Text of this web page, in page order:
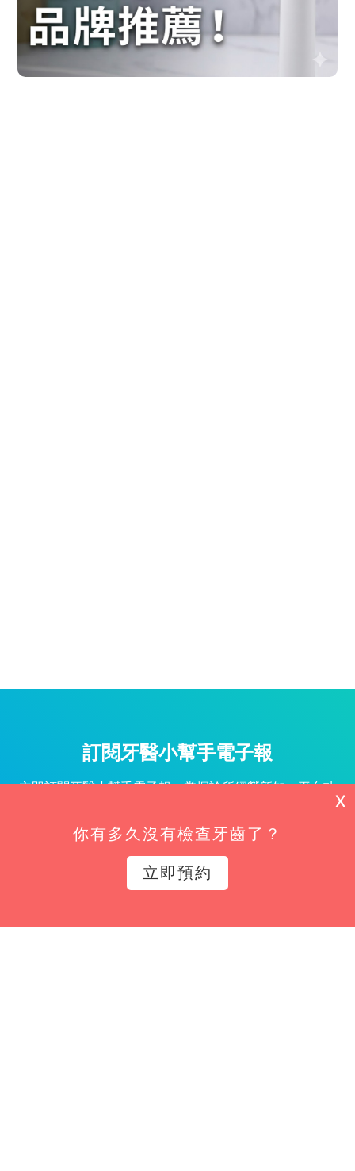
訂閱牙醫小幫手電子報
立即訂閱牙醫小幫手電子報，掌握診所經營新知、平台功
你有多久沒有檢查牙齒了？
立即預約
X